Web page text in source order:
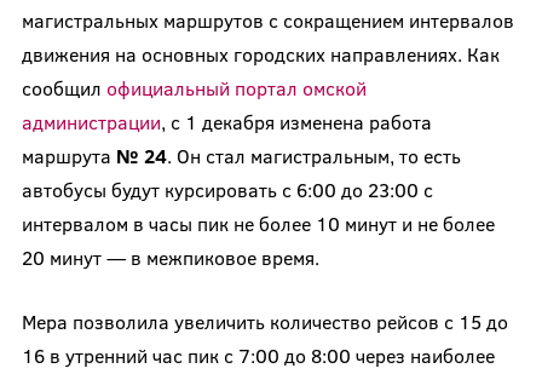
магистральных маршрутов с сокращением интервалов
движения на основных городских направлениях. Как
сообщил официальный портал омской
администрации, с 1 декабря изменена работа
маршрута № 24. Он стал магистральным, то есть
автобусы будут курсировать с 6:00 до 23:00 с
интервалом в часы пик не более 10 минут и не более
20 минут — в межпиковое время.
Мера позволила увеличить количество рейсов с 15 до
16 в утренний час пик с 7:00 до 8:00 через наиболее